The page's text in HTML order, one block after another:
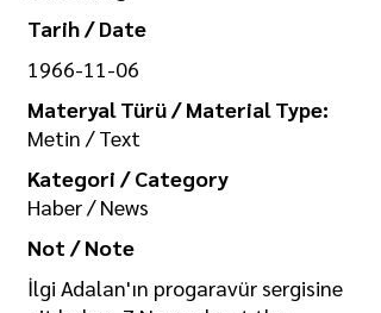
Tarih / Date
1966-11-06
Materyal Türü / Material Type:
Metin / Text
Kategori / Category
Haber / News
Not / Note
İlgi Adalan'ın progaravür sergisine